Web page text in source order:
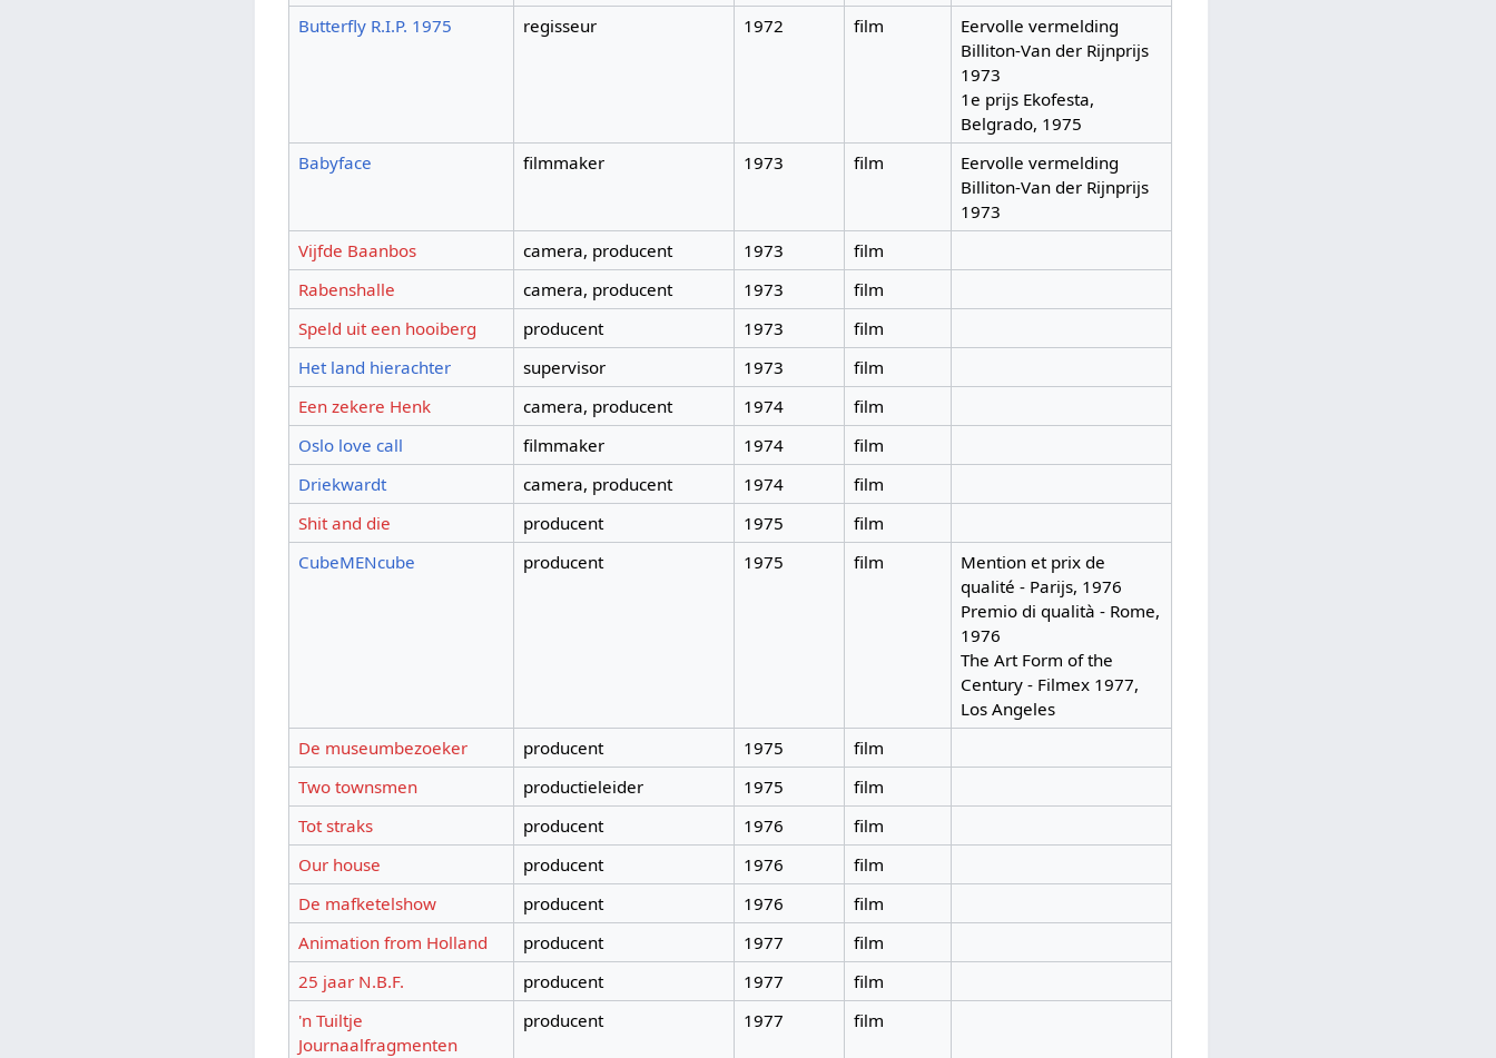
Butterfly R.I.P. 1975
regisseur 1972 film
Eervolle vermelding
Billiton-Van der Rijnprijs
1973
1e prijs Ekofesta,
Belgrado, 1975
Babyface
filmmaker 1973 film
Eervolle vermelding
Billiton-Van der Rijnprijs
1973
Vijfde Baanbos
camera, producent 1973
film
Rabenshalle
camera, producent 1973
film
Speld uit een hooiberg
producent 1973
film
Het land hierachter
supervisor 1973
film
Een zekere Henk
camera, producent 1974
film
Oslo love call
filmmaker 1974
film
Driekwardt
camera, producent 1974
film
Shit and die
producent 1975
film
CubeMENcube
producent 1975 film
Mention et prix de
qualité - Parijs, 1976
Premio di qualità - Rome,
1976
The Art Form of the
Century - Filmex 1977,
Los Angeles
De museumbezoeker
producent 1975
film
Two townsmen
productieleider 1975
film
Tot straks
producent 1976
film
Our house
producent 1976
film
De mafketelshow
producent 1976
film
Animation from Holland
producent 1977
film
25 jaar N.B.F.
producent 1977
film
'n Tuiltje
Journaalfragmenten
producent 1977 film